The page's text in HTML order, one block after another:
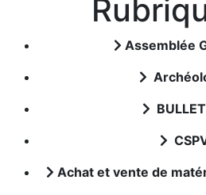
Assemblée
Achat et vente de